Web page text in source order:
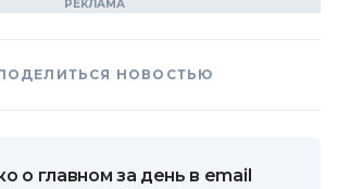
НОВОСТЬЮ
о главном за день в email